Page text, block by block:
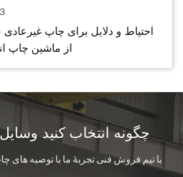
احتیاط و دلایل برای چاپ غیرعادی
از ماشین چاپ
چگونه انتخاب کنید
با تیم فروش فنی تجربهٔ ما با توصیه های